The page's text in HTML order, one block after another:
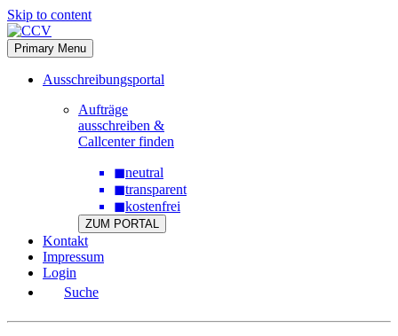
Skip to content
Primary Menu
Ausschreibungsportal
Aufträge
ausschreiben &
Callcenter finden
◼neutral
◼transparent
◼kostenfrei
ZUM PORTAL
Kontakt
Impressum
Login
Suche